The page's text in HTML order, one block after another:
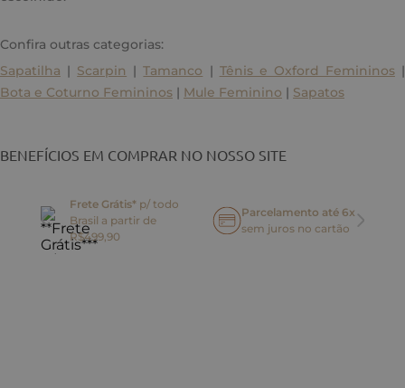
Confira outras categorias:
Sapatilha | Scarpin |Tamanco | Tênis e Oxford Femininos|
Bota e Coturno Femininos | Mule Feminino | Sapatos
BENEFÍCIOS EM COMPRAR NO NOSSO SITE
Frete Grátis* p/ todo
Brasil a partir de
R$499,90
Parcelamento até 6x
sem juros no cartão